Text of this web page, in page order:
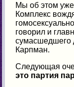
Мы об этом уже
Комплекс
говорил и
сумасшедшего
Карпман.
Следующая
это партия